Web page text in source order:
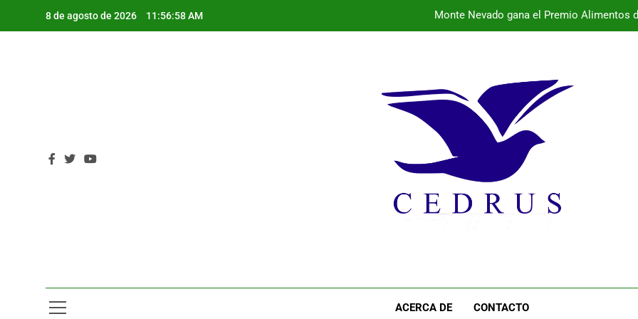
8 de agosto de 2026 11:57:00 AM Monte Nevado gana el Premio Alimentos
Programa de la semana cultural de
Monte Nevado gana el Premio Alimentos
La provincia vibra este fin de semana con
ACERCA DE CONTACTO